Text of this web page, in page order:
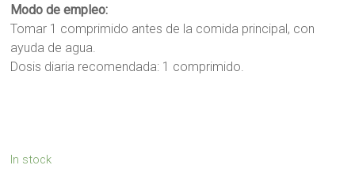
Modo de empleo:
Tomar 1 comprimido antes de la comida principal, con
ayuda de agua.
Dosis diaria recomendada: 1 comprimido.
In stock